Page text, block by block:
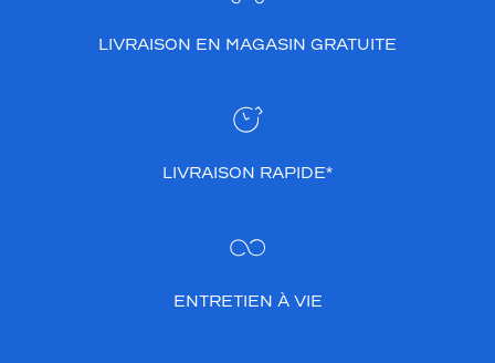
LIVRAISON EN MAGASIN GRATUITE
LIVRAISON RAPIDE*
ENTRETIEN À VIE